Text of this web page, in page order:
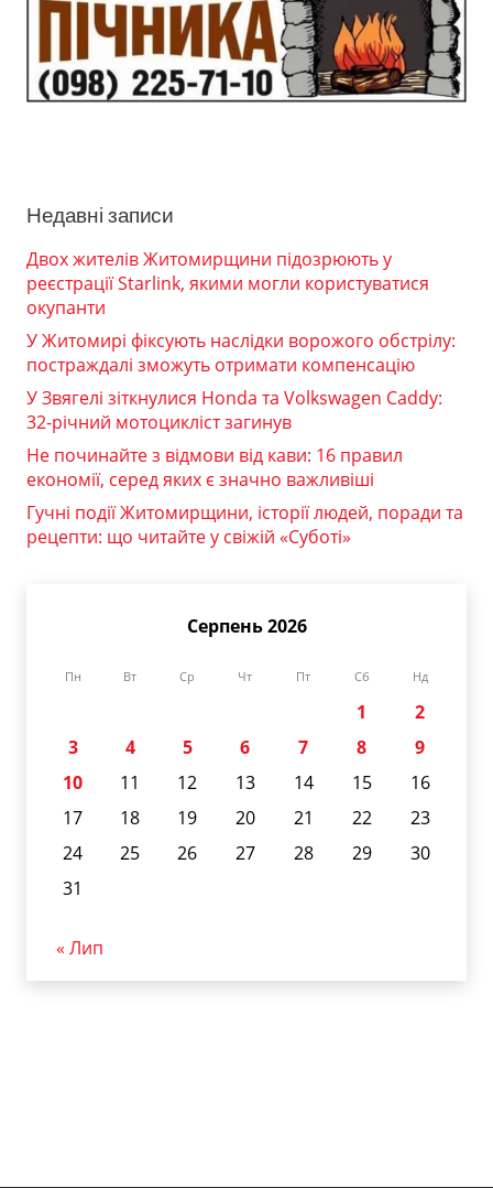
Недавні записи
Двох жителів Житомирщини підозрюють у
реєстрації Starlink, якими могли користуватися
окупанти
У Житомирі фіксують наслідки ворожого обстрілу:
постраждалі зможуть отримати компенсацію
У Звягелі зіткнулися Honda та Volkswagen Caddy:
32-річний мотоцикліст загинув
Не починайте з відмови від кави: 16 правил
економії, серед яких є значно важливіші
Гучні події Житомирщини, історії людей, поради та
рецепти: що читайте у свіжій «Суботі»
Серпень 2026
Пн Вт Ср Чт Пт Сб Нд
1
2
3
4 5 6 7 8
9
10
11 12 13 14 15
16
17
18 19 20 21 22
23
24
25 26 27 28 29
30
31
« Лип